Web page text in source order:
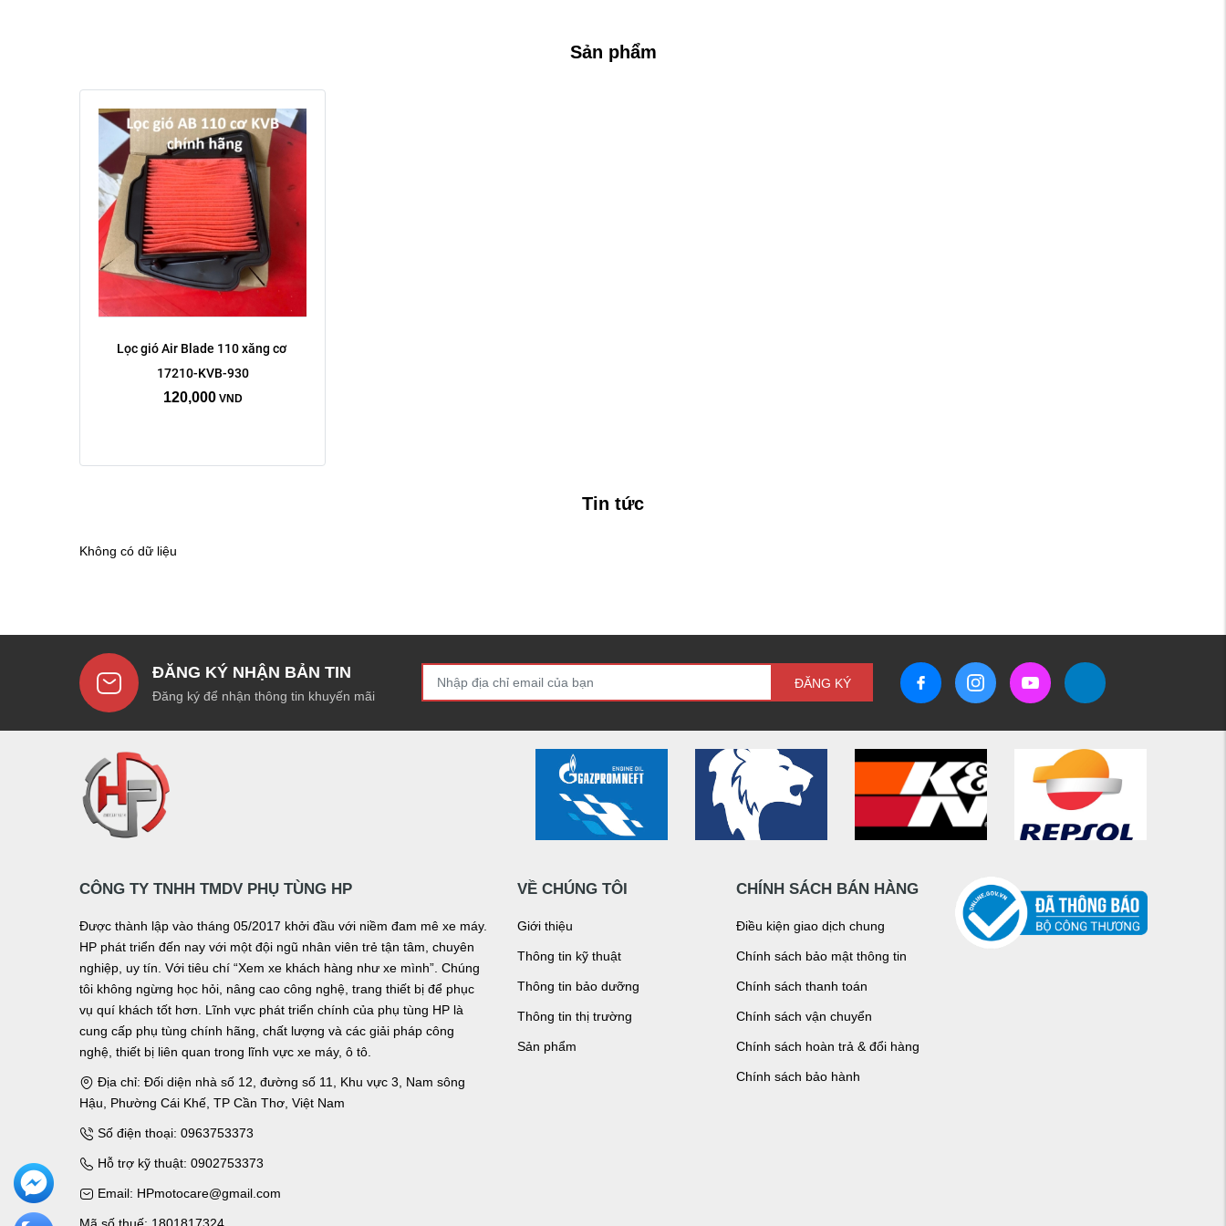
Sản phẩm
Lọc gió Air Blade 110 xăng cơ
17210-KVB-930
120,000 VND
Tin tức
Không có dữ liệu
ĐĂNG KÝ NHẬN BẢN TIN
Đăng ký để nhận thông tin khuyến mãi
ĐĂNG KÝ
CÔNG TY TNHH TMDV PHỤ TÙNG HP
Được thành lập vào tháng 05/2017 khởi đầu với niềm đam mê xe máy.
HP phát triển đến nay với một đội ngũ nhân viên trẻ tận tâm, chuyên
nghiệp, uy tín. Với tiêu chí “Xem xe khách hàng như xe mình”. Chúng
tôi không ngừng học hỏi, nâng cao công nghệ, trang thiết bị để phục
vụ quí khách tốt hơn. Lĩnh vực phát triển chính của phụ tùng HP là
cung cấp phụ tùng chính hãng, chất lượng và các giải pháp công
nghệ, thiết bị liên quan trong lĩnh vực xe máy, ô tô.
Địa chỉ: Đối diện nhà số 12, đường số 11, Khu vực 3, Nam sông
Hậu, Phường Cái Khế, TP Cần Thơ, Việt Nam
Số điện thoại: 0963753373
Hỗ trợ kỹ thuật: 0902753373
Email: HPmotocare@gmail.com
Mã số thuế: 1801817324
VỀ CHÚNG TÔI
Giới thiệu
Thông tin kỹ thuật
Thông tin bảo dưỡng
Thông tin thị trường
Sản phẩm
CHÍNH SÁCH BÁN HÀNG
Điều kiện giao dịch chung
Chính sách bảo mật thông tin
Chính sách thanh toán
Chính sách vận chuyển
Chính sách hoàn trả & đổi hàng
Chính sách bảo hành